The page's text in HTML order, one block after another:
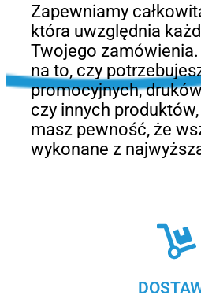
Zapewniamy
która uwzględnia
Twojego
na to, czy
promocyjnych,
czy innych
masz pewność, że
wykonane z